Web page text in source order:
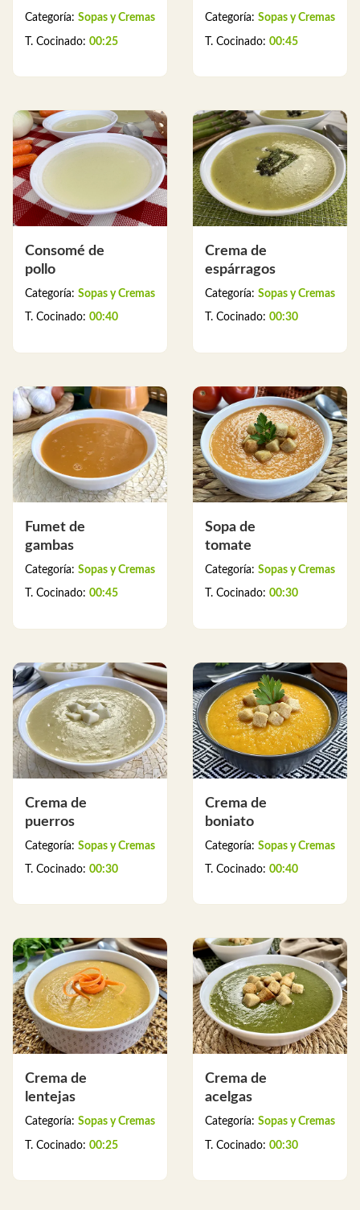
Categoría: Sopas y Cremas
T. Cocinado: 00:25
Categoría: Sopas y Cremas
T. Cocinado: 00:45
Consomé de
pollo
Categoría: Sopas y Cremas
T. Cocinado: 00:40
Crema de
espárragos
Categoría: Sopas y Cremas
T. Cocinado: 00:30
Fumet de
gambas
Categoría: Sopas y Cremas
T. Cocinado: 00:45
Sopa de
tomate
Categoría: Sopas y Cremas
T. Cocinado: 00:30
Crema de
puerros
Categoría: Sopas y Cremas
T. Cocinado: 00:30
Crema de
boniato
Categoría: Sopas y Cremas
T. Cocinado: 00:40
Crema de
lentejas
Categoría: Sopas y Cremas
T. Cocinado: 00:25
Crema de
acelgas
Categoría: Sopas y Cremas
T. Cocinado: 00:30